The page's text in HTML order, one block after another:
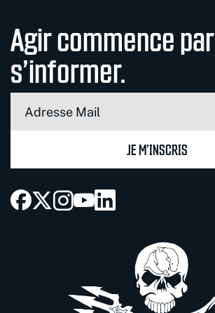
Agir commence par
s’informer.
JE M’INSCRIS